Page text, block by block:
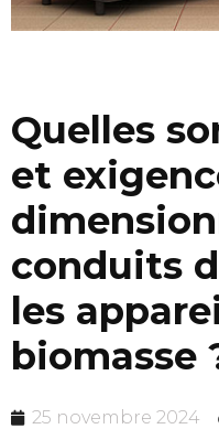
Quelles
et
conduits
les
biomasse
25 novembre 2024